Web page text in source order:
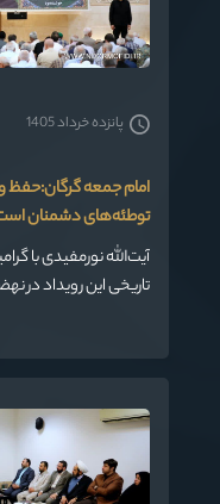
امام جمعه گرگان:حفظ
توطئه‌های دشمنان
گذشته با ابزارهای
رسانه‌ای به دنبال
پانزده خرداد 1405